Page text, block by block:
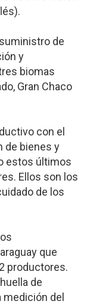
de
y
biomas
Gran Chaco
con el
de bienes y
estos últimos
Ellos son los
de los
que
productores.
de
medición del